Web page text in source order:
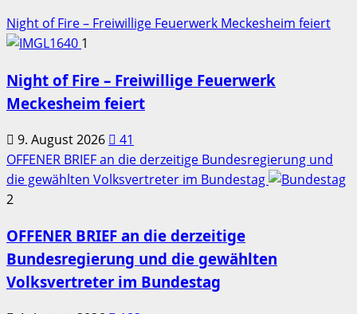
Night of Fire – Freiwillige Feuerwerk Meckesheim feiert
1
Night of Fire – Freiwillige Feuerwerk
Meckesheim feiert
9. August 2026
41
OFFENER BRIEF an die derzeitige Bundesregierung und
die gewählten Volksvertreter im Bundestag
2
OFFENER BRIEF an die derzeitige
Bundesregierung und die gewählten
Volksvertreter im Bundestag